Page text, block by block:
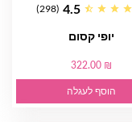
4.5
(298)
יופי קסום
322.00 ₪
הוסף לעגלה